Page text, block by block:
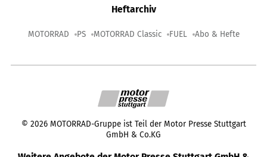
Heftarchiv
MOTORRAD PS MOTORRAD Classic FUEL Abo & Hefte
© 2026 MOTORRAD-Gruppe ist Teil der Motor Presse Stuttgart
GmbH & Co.KG